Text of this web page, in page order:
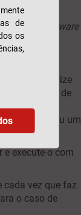
de
malware
futuro. Utilize
um gestor de
utilize
seguro ou um
execute-o com
cada vez que faz
o caso de
de
os